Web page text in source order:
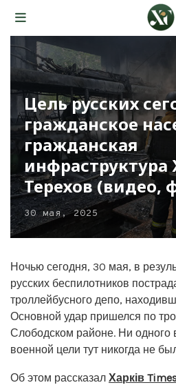
Цель русских
гражданское
гражданская
инфраструктура
Терехов (видео,
30 мая, 2025
Ночью сегодня, 30 мая, в
русских беспилотников
троллейбусного депо,
Основной удар пришелся по
Слободском районе. Ни одного
военной цели тут никогда не
Об этом рассказал Харків